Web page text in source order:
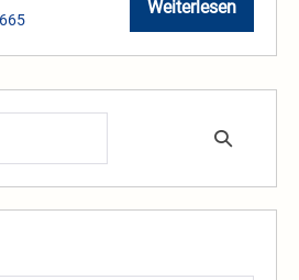
Weiterlesen
2024
WLZ
JHV